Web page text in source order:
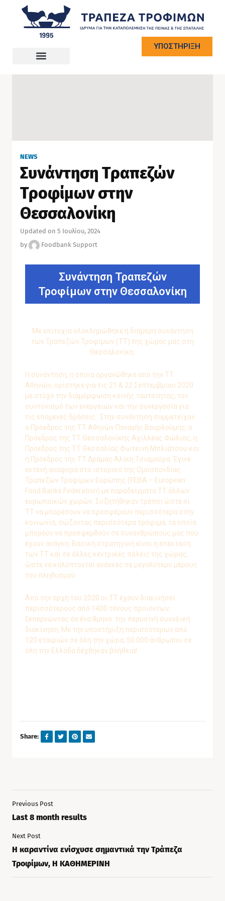
ΥΠΟΣΤΗΡΙΞΗ
NEWS
Συνάντηση Τραπεζών
Τροφίμων στην
Θεσσαλονίκη
Updated on 5 Ιουλίου, 2024
by
Foodbank Support
Συνάντηση Τραπεζών
Τροφίμων στην Θεσσαλονίκη
Με επιτυχία ολοκληρώθηκε η διήμερη συνάντηση
των Τραπεζών Τροφίμων (ΤΤ) της χώρας μας στη
Θεσσαλονίκη.
Η συνάντηση, η οποία οργανώθηκε από την ΤΤ
Αθηνών, ορίστηκε για τις 21 & 22 Σεπτεμβρίου 2020
με στόχο την διαμόρφωση κοινής ταυτότητας, τον
συντονισμό των ενεργειών και την συνεργασία για
τις επόμενες δράσεις. Στην συνάντηση συμμετείχαν
ο Πρόεδρος της ΤΤ Αθηνών Παναγής Βουρλούμης, ο
Πρόεδρος της ΤΤ Θεσσαλονίκης Αχιλλέας Φώλιας, η
Πρόεδρος της ΤΤ Θεσσαλίας Φωτεινή Μπλιάτσου και
η Πρόεδρος της ΤΤ Δράμας Αλίκη Τσιαμούρα. Έγινε
εκτενή αναφορά στο ιστορικό της Ομοσπονδίας
Τραπεζών Τροφίμων Ευρώπης (FEBA – European
Food Banks Federation) με παραδείγματα ΤΤ άλλων
ευρωπαϊκών χωρών. Συζητήθηκαν τρόποι ώστε οι
ΤΤ να μπορέσουν να προσφέρουν περισσότερα στην
κοινωνία, σώζοντας περισσότερα τρόφιμα, τα οποία
μπορούν να προσφερθούν σε συνανθρώπους μας που
έχουν ανάγκη. Βασική στρατηγική είναι η επέκταση
των ΤΤ και σε άλλες κεντρικές πόλεις της χώρας,
ώστε να καλύπτονται ανάγκες σε μεγαλύτερο μέρους
του πληθυσμού.
Από την αρχή του 2020 οι ΤΤ έχουν διακινήσει
περισσότερους από 1400 τόνους προϊόντων,
ξεπερνώντας σε ένα 8μηνο την περυσινή συνολική
διακίνηση. Με την υποστήριξη περισσότερων από
120 εταιριών σε όλη την χώρα, 50.000 άνθρωποι σε
όλη την Ελλάδα δέχθηκαν βοήθεια!
Share:
Previous Post
Last 8 month results
Next Post
Η καραντίνα ενίσχυσε σημαντικά την Τράπεζα
Τροφίμων, Η ΚΑΘΗΜΕΡΙΝΗ